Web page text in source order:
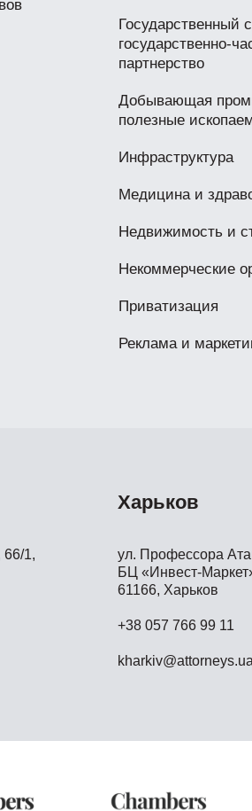
Государственный
государственно-
партнерство
Добывающая
полезные
Инфраструктура
Медицина и
Недвижимость и
Некоммерческие
Приватизация
Реклама и
66/1,
Харьков
ул. Профессора
БЦ «Инвест-
61166, Харьков
+38 057 766 99 11
kharkiv@attorneys.ua